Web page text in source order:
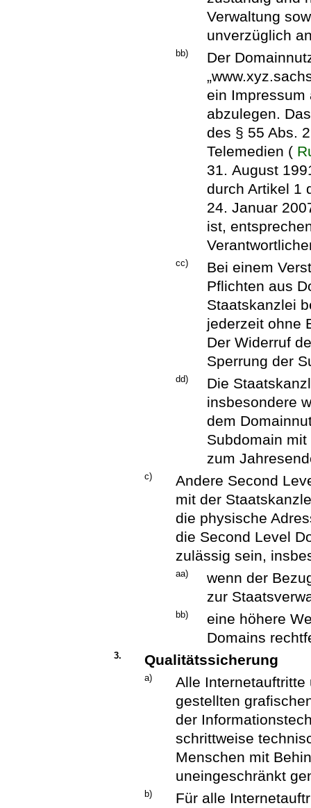
Verwaltung
unverzüglich
bb)
Der
ein Impressum
abzulegen.
des § 55 Abs.
Telemedien (
31. August
durch Artikel 1
24. Januar
ist,
cc)
Bei einem
Pflichten aus
Staatskanzlei
jederzeit ohne
Der Widerruf
Sperrung der
dd)
Die
insbesondere
dem
Subdomain
zum
c)
Andere Second
mit der
die physische
die Second Level
zulässig sein,
aa)
wenn der
zur
bb)
eine höhere
Domains
3. Qualitätssicherung
a)
Alle
gestellten
der
schrittweise
Menschen mit
uneingeschränkt
b)
Für alle